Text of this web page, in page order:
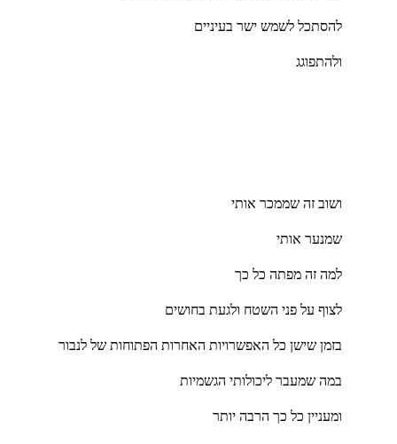
להסתכל לשמש ישר בעיניים
ולהתפוגג
ושוב זה שממכר אותי
שמנער אותי
למה זה מפתה כל כך
לצוף על פני השטח ולגעת בחושים
בזמן שישן כל האפשרויות האחרות הפתוחות של לנבור
במה שמעבר ליכולותי הגשמיות
ומעניין כל כך הרבה יותר